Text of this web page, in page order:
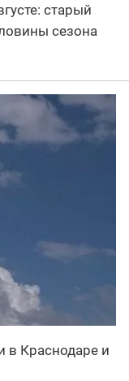
старый
сезона
в Краснодаре и